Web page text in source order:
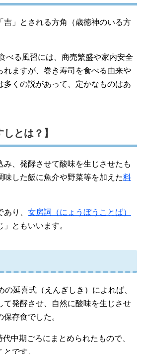
吉」とされる方角（歳徳神のいる方
べる風習には、商売繁盛や家内安全
れますが、巻き寿司を食べる由来や
多くの説があって、定かなものはあ
とは？】
み、発酵させて酸味を生じさせたも
味した飯に魚介や野菜等を加えた料
り、 女房詞（にょうぼうことば）
ともいいます。
の延喜式（えんぎしき）によれば、
て発酵させ、自然に酸味を生じさせ
存食でした。
中期ごろにまとめられたもので、
です。